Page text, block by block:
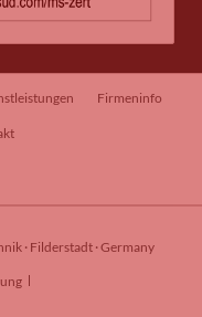
Firmeninfo
· Filderstadt · Germany